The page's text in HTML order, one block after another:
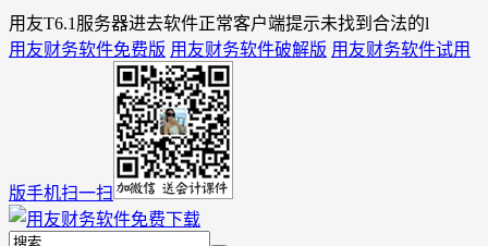
用友T6.1服务器进去软件正常客户端提示未找到合法的l
用友财务软件免费版 用友财务软件破解版 用友财务软件试用
版手机扫一扫